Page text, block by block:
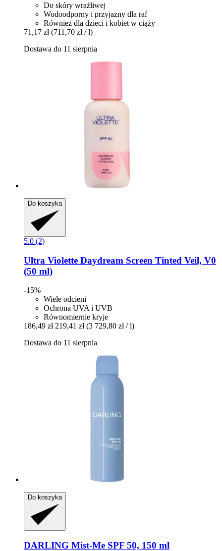
Do skóry wrażliwej
Wodoodporny i przyjazny dla raf
Również dla dzieci i kobiet w ciąży
71,17 zł (711,70 zł / l)
Dostawa do 11 sierpnia
Do koszyka
5.0 (2)
Ultra Violette Daydream Screen Tinted Veil, V0
(50 ml)
-15%
Wiele odcieni
Ochrona UVA i UVB
Równomiernie kryje
186,49 zł 219,41 zł (3 729,80 zł / l)
Dostawa do 11 sierpnia
Do koszyka
DARLING Mist-​Me SPF 50, 150 ml